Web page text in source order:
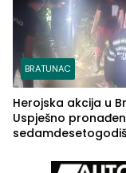
BRATUNAC
Herojska akcija u
Uspješno
Kravice.